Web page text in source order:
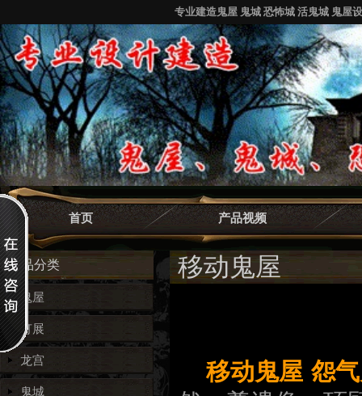
专业建造鬼屋 鬼城 恐怖城 活鬼城 鬼屋
首页 产品视频
产品分类
鬼屋
灯展
龙宫
鬼城
移动鬼屋
移动鬼屋 怨